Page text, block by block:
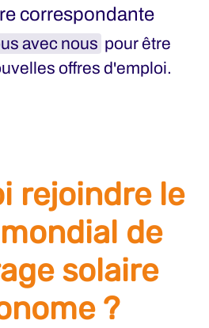
correspondante
avec nous pour être
offres d'emploi.
rejoindre le
de
solaire
?